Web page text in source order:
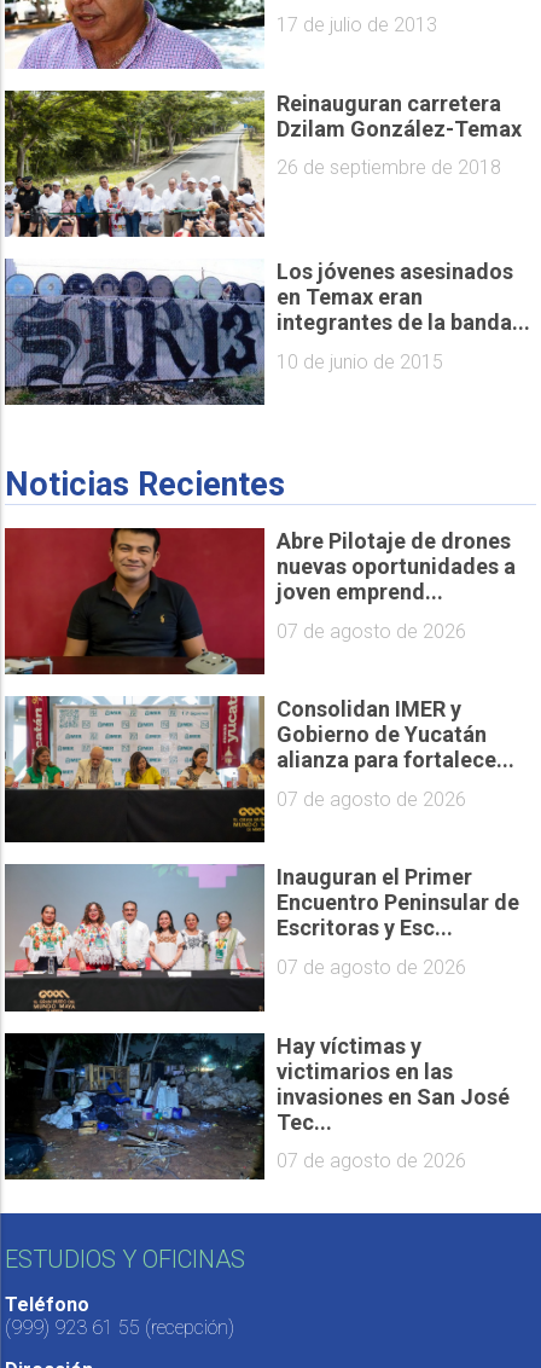
17 de julio de 2013
Reinauguran carretera
Dzilam González-Temax
26 de septiembre de 2018
Los jóvenes asesinados
en Temax eran
integrantes de la banda...
10 de junio de 2015
Noticias Recientes
Abre Pilotaje de drones
nuevas oportunidades a
joven emprend...
07 de agosto de 2026
Consolidan IMER y
Gobierno de Yucatán
alianza para fortalece...
07 de agosto de 2026
Inauguran el Primer
Encuentro Peninsular de
Escritoras y Esc...
07 de agosto de 2026
Hay víctimas y
victimarios en las
invasiones en San José
Tec...
07 de agosto de 2026
ESTUDIOS Y OFICINAS
Teléfono
(999) 923 61 55 (recepción)